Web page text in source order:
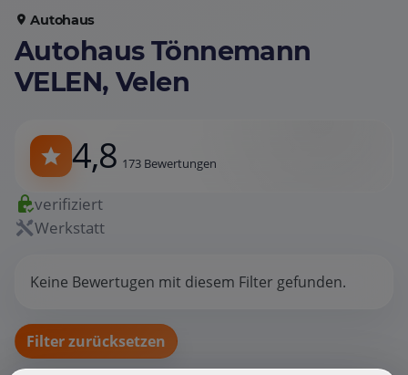
Autohaus
Autohaus Tönnemann
VELEN, Velen
4,8 173 Bewertungen
verifiziert
Werkstatt
Keine Bewertugen mit diesem Filter gefunden.
Filter zurücksetzen